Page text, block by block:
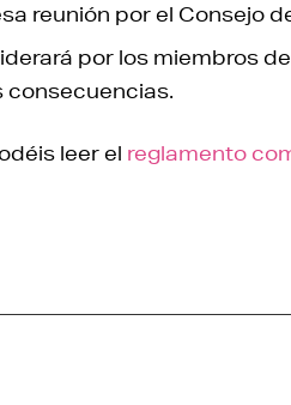
reunión por el Consejo
por los miembros
consecuencias.
leer el reglamento